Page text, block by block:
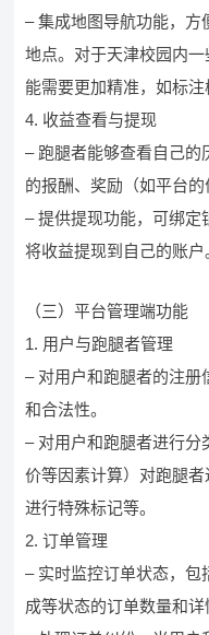
– 集成地图导航功能，方
地点。对于天津校园内
能需要更加精准，如标注
4. 收益查看与提现
– 跑腿者能够查看自己
的报酬、奖励（如平台的
– 提供提现功能，可绑
将收益提现到自己的账户
（三）平台管理端功能
1. 用户与跑腿者管理
– 对用户和跑腿者的注册
和合法性。
– 对用户和跑腿者进行
价等因素计算）对跑腿
进行特殊标记等。
2. 订单管理
– 实时监控订单状态，
成等状态的订单数量和详